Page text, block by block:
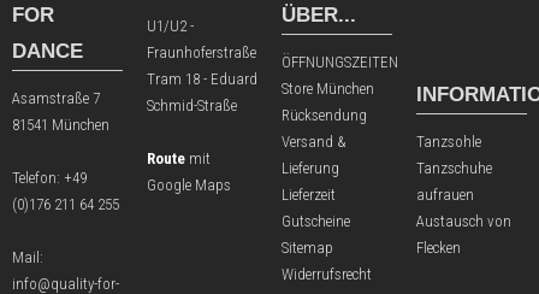
FOR
DANCE
Asamstraße 7
81541 München
Telefon: +49
(0)176 211 64 255
Mail:
info@quality-for-
U1/U2 -
Fraunhoferstraße
Tram 18 - Eduard
Schmid-Straße
Route mit
Google Maps
ÜBER...
ÖFFNUNGSZEITEN
Store München
Rücksendung
Versand &
Lieferung
Lieferzeit
Gutscheine
Sitemap
Widerrufsrecht
Tanzsohle
Tanzschuhe
aufrauen
Austausch von
Flecken